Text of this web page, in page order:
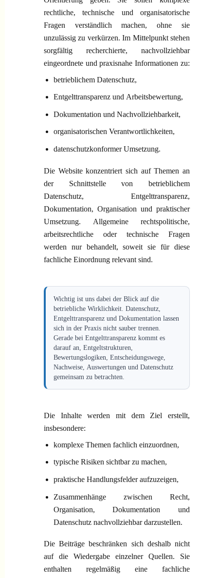
rechtliche, technische und organisatorische
Fragen verständlich machen, ohne sie
unzulässig zu verkürzen. Im Mittelpunkt stehen
sorgfältig recherchierte, nachvollziehbar
eingeordnete und praxisnahe Informationen zu:
betrieblichem Datenschutz,
Entgelttransparenz und Arbeitsbewertung,
Dokumentation und Nachvollziehbarkeit,
organisatorischen Verantwortlichkeiten,
datenschutzkonformer Umsetzung.
Die Website konzentriert sich auf Themen an
der Schnittstelle von betrieblichem
Datenschutz, Entgelttransparenz,
Dokumentation, Organisation und praktischer
Umsetzung. Allgemeine rechtspolitische,
arbeitsrechtliche oder technische Fragen
werden nur behandelt, soweit sie für diese
fachliche Einordnung relevant sind.
Wichtig ist uns dabei der Blick auf die
betriebliche Wirklichkeit. Datenschutz,
Entgelttransparenz und Dokumentation lassen
sich in der Praxis nicht sauber trennen.
Gerade bei Entgelttransparenz kommt es
darauf an, Entgeltstrukturen,
Bewertungslogiken, Entscheidungswege,
Nachweise, Auswertungen und Datenschutz
gemeinsam zu betrachten.
Die Inhalte werden mit dem Ziel erstellt,
insbesondere:
komplexe Themen fachlich einzuordnen,
typische Risiken sichtbar zu machen,
praktische Handlungsfelder aufzuzeigen,
Zusammenhänge zwischen Recht,
Organisation, Dokumentation und
Datenschutz nachvollziehbar darzustellen.
Die Beiträge beschränken sich deshalb nicht
auf die Wiedergabe einzelner Quellen. Sie
enthalten regelmäßig eine fachliche